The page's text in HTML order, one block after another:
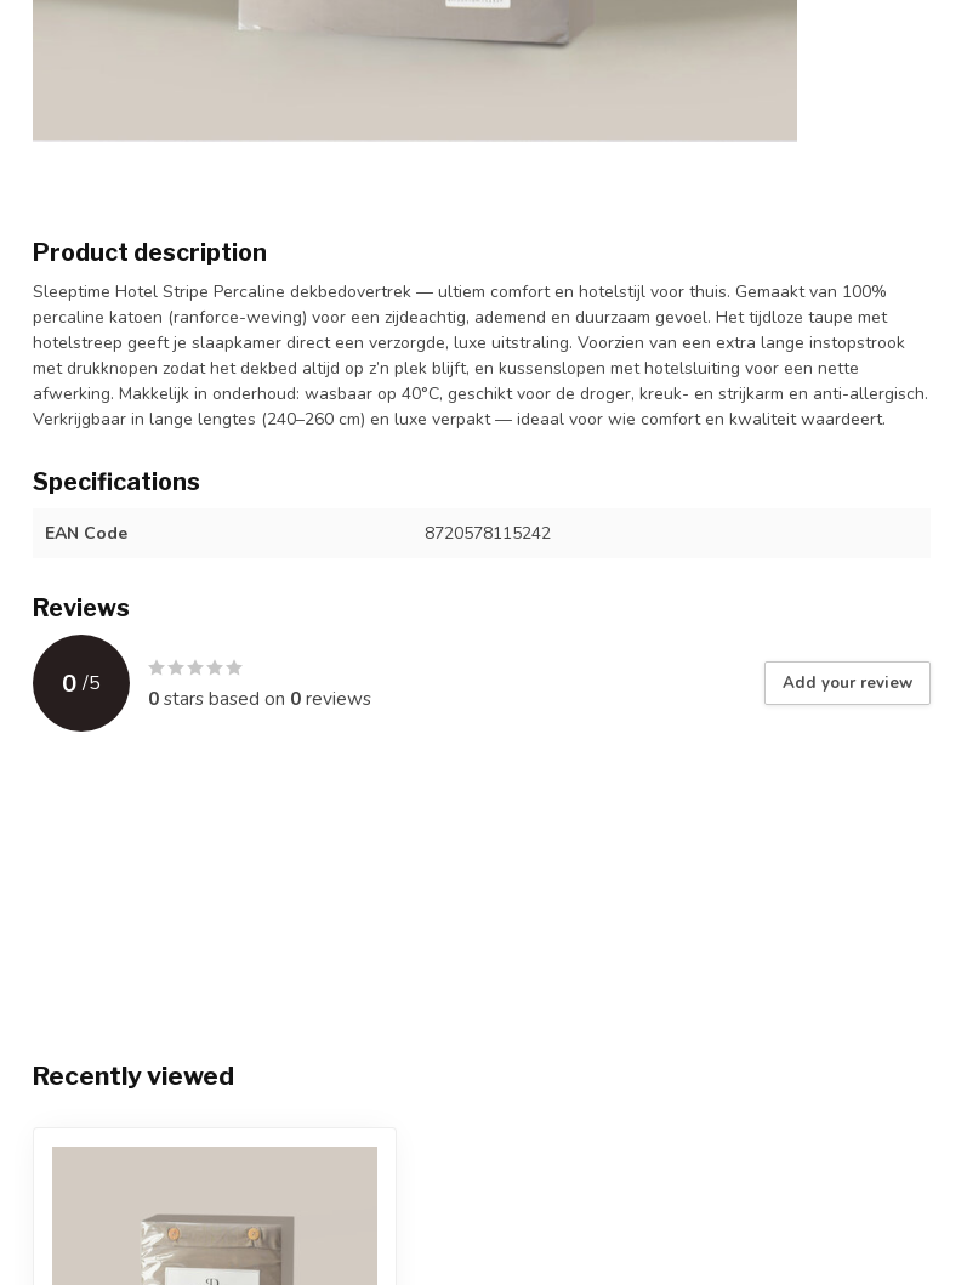
Product description
Sleeptime Hotel Stripe Percaline dekbedovertrek — ultiem comfort en hotelstijl voor thuis. Gemaakt van 100%
percaline katoen (ranforce-weving) voor een zijdeachtig, ademend en duurzaam gevoel. Het tijdloze taupe met
hotelstreep geeft je slaapkamer direct een verzorgde, luxe uitstraling. Voorzien van een extra lange instopstrook
met drukknopen zodat het dekbed altijd op z’n plek blijft, en kussenslopen met hotelsluiting voor een nette
afwerking. Makkelijk in onderhoud: wasbaar op 40°C, geschikt voor de droger, kreuk- en strijkarm en anti-allergisch.
Verkrijgbaar in lange lengtes (240–260 cm) en luxe verpakt — ideaal voor wie comfort en kwaliteit waardeert.
Specifications
EAN Code 8720578115242
Reviews
0 /5
0stars based on 0reviews
Add your review
Recently viewed